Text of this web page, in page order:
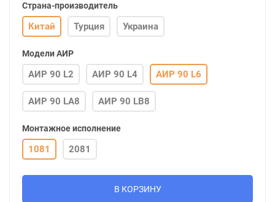
Страна-производитель
Китай Турция Украина
Модели АИР
АИР 90 L2 АИР 90 L4 АИР 90 L6
АИР 90 LA8 АИР 90 LB8
Монтажное исполнение
1081 2081
В КОРЗИНУ